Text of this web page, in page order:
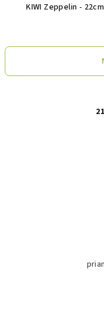
KIWI Zeppelin -
21